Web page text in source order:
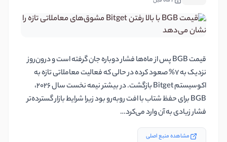
قیمت BGB پس از ماه‌ها فشار دوباره جان گرفته است و درون‌روز
نزدیک به 7% صعود کرده در حالی که فعالیت معاملاتی تازه به
اکوسیستم Bitget بازگشت. در بیشتر نیمه نخست سال 2026،
BGB برای حفظ شتاب با افت روبه‌رو بود زیرا شرایط بازار گسترده‌تر
فشار زیادی به آن وارد می‌کرد…
مشاهده منبع اصلی